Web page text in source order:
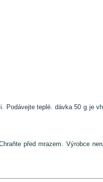
teplé. dávka 50 g je
před mrazem. Výrobce